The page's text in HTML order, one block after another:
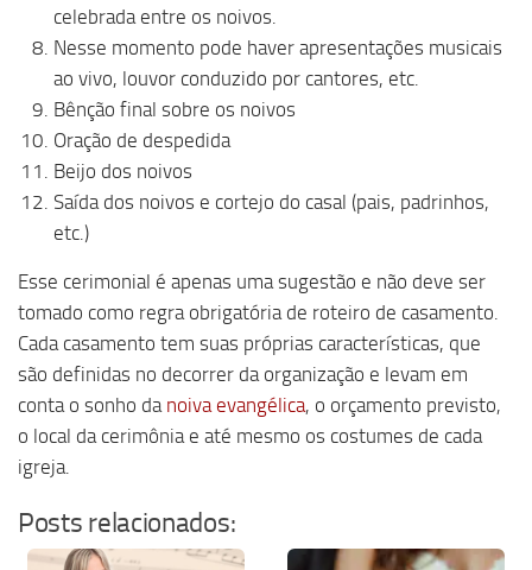
celebrada entre os noivos.
Nesse momento pode haver apresentações musicais
ao vivo, louvor conduzido por cantores, etc.
Bênção final sobre os noivos
Oração de despedida
Beijo dos noivos
Saída dos noivos e cortejo do casal (pais, padrinhos,
etc.)
Esse cerimonial é apenas uma sugestão e não deve ser
tomado como regra obrigatória de roteiro de casamento.
Cada casamento tem suas próprias características, que
são definidas no decorrer da organização e levam em
conta o sonho da noiva evangélica, o orçamento previsto,
o local da cerimônia e até mesmo os costumes de cada
igreja.
Posts relacionados: